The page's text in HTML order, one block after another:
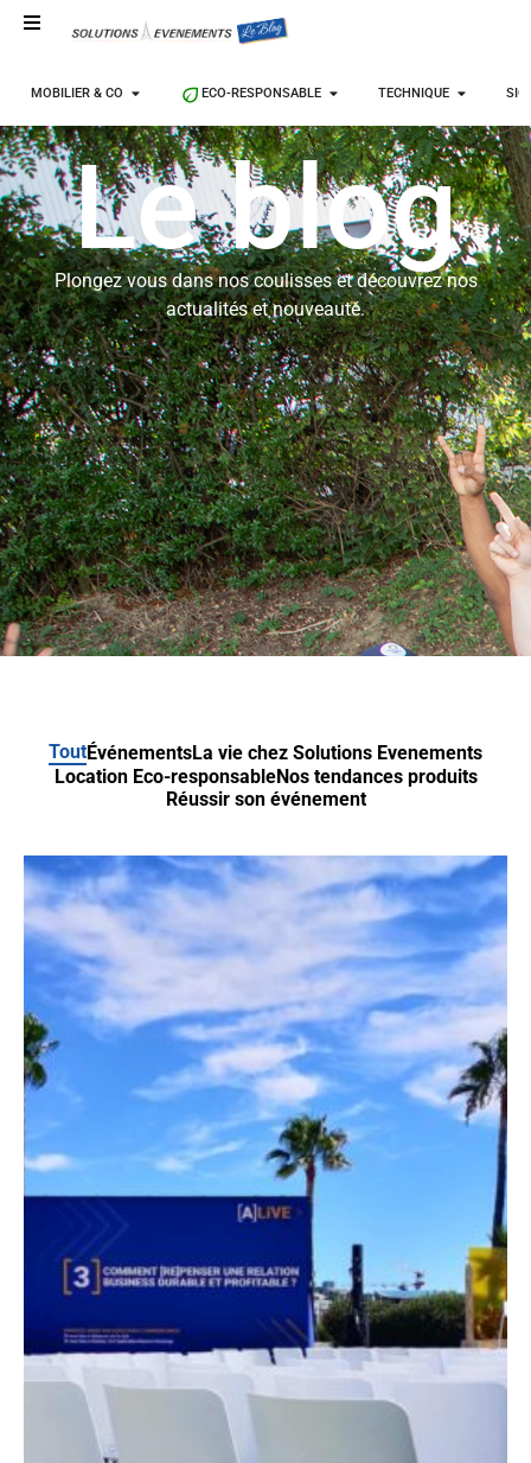
MOBILIER & CO ECO-RESPONSABLE TECHNIQUE
Le blog
Plongez vous dans nos coulisses et découvrez nos
actualités et nouveauté.
ÉvénementsLa vie chez Solutions Evenements
Location Eco-responsableNos tendances produits
Réussir son événement
Tout